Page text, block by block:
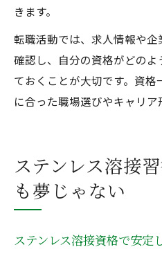
きます。
転職活動では、求人情報や
確認し、自分の資格がどの
ておくことが大切です。資
に合った職場選びやキャリア
ステンレス溶接
も夢じゃない
ステンレス溶接資格で安定